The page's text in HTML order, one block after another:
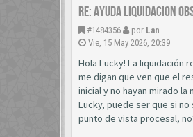
Re: AYUDA LIQUIDACION
#1484356 por Lan
Vie, 15 May 2026, 20:39
Hola Lucky! La liquidación
me digan que ven que el
inicial y no hayan mirado
Lucky, puede ser que si
punto de vista procesal,